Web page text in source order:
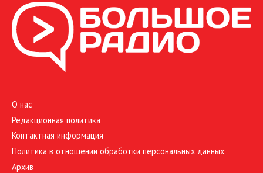
О нас
Редакционная политика
Контактная информация
Политика в отношении обработки персональных данных
Архив